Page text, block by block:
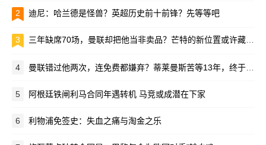
2 迪尼：哈兰德是怪兽？英超历史前十前锋？先等等吧
3 三年缺席70场，曼联却把他当非卖品？芒特的新位置或许藏在季前赛里
4 曼联错过他两次，连免费都嫌弃？蒂莱曼斯苦等13年，终于圆了红魔梦
5 阿根廷铁闸利马合同年遇转机 马竞或成潜在下家
6 利物浦免签史：失血之痛与淘金之乐